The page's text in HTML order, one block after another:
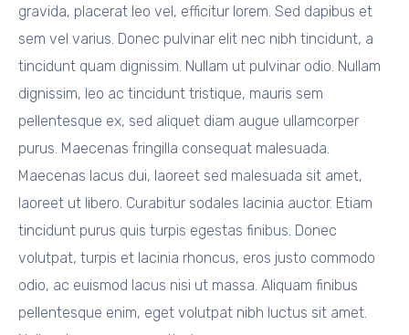
gravida, placerat leo vel, efficitur lorem. Sed dapibus et
sem vel varius. Donec pulvinar elit nec nibh tincidunt, a
tincidunt quam dignissim. Nullam ut pulvinar odio. Nullam
dignissim, leo ac tincidunt tristique, mauris sem
pellentesque ex, sed aliquet diam augue ullamcorper
purus. Maecenas fringilla consequat malesuada.
Maecenas lacus dui, laoreet sed malesuada sit amet,
laoreet ut libero. Curabitur sodales lacinia auctor. Etiam
tincidunt purus quis turpis egestas finibus. Donec
volutpat, turpis et lacinia rhoncus, eros justo commodo
odio, ac euismod lacus nisi ut massa. Aliquam finibus
pellentesque enim, eget volutpat nibh luctus sit amet.